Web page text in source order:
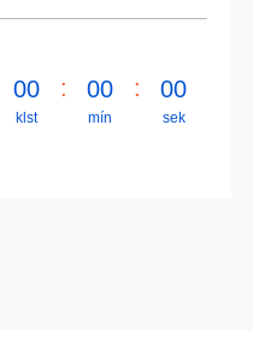
00
klst
: 00
mín
: 00
sek